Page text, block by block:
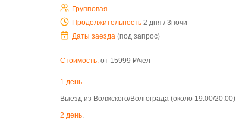
Групповая
Продолжительность 2 дня / 3ночи
Даты заезда (под запрос)
Стоимость: от 15999 ₽/чел
1 день
Выезд из Волжского/Волгограда (около 19:00/20.00)
2 день.